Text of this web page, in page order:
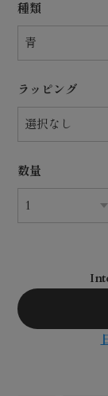
種類
ラッピング
数量